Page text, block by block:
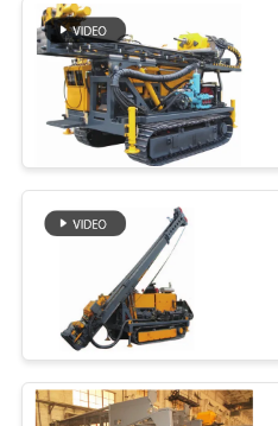
CONTACTEER
ONS
CHAT
NU
COMPANY
NEWS
SITEMAP